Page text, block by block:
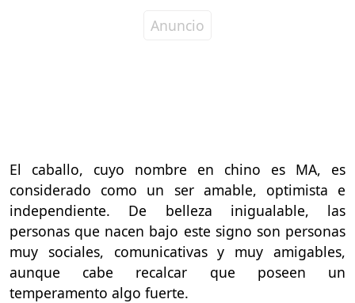
El caballo, cuyo nombre en chino es MA, es
considerado como un ser amable, optimista e
independiente. De belleza inigualable, las
personas que nacen bajo este signo son personas
muy sociales, comunicativas y muy amigables,
aunque cabe recalcar que poseen un
temperamento algo fuerte.